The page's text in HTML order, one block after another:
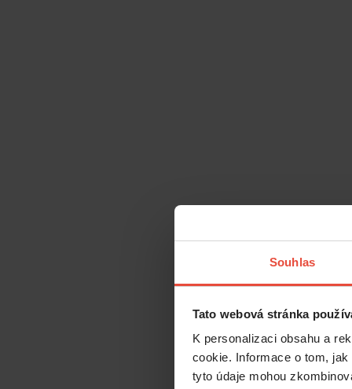
Souhlas
Tato webová stránka
K personalizaci obsahu a
cookie. Informace o tom,
tyto údaje mohou